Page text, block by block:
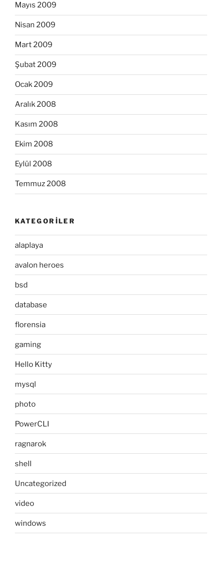
Mayıs 2009
Nisan 2009
Mart 2009
Şubat 2009
Ocak 2009
Aralık 2008
Kasım 2008
Ekim 2008
Eylül 2008
Temmuz 2008
KATEGORILER
alaplaya
avalon heroes
bsd
database
florensia
gaming
Hello Kitty
mysql
photo
PowerCLI
ragnarok
shell
Uncategorized
video
windows